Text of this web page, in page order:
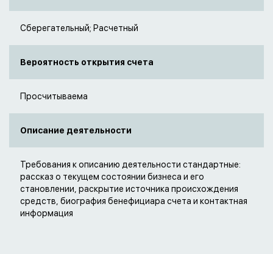
Сберегательный; Расчетный
Вероятность открытия счета
Просчитываема
Описание деятельности
Требования к описанию деятельности стандартные:
рассказ о текущем состоянии бизнеса и его
становлении, раскрытие источника происхождения
средств, биография бенефициара счета и контактная
информация